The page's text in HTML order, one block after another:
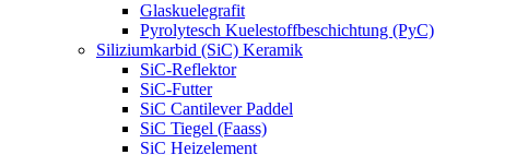
Glaskuelegrafit
Pyrolytesch Kuelestoffbeschichtung (PyC)
Siliziumkarbid (SiC) Keramik
SiC-Reflektor
SiC-Futter
SiC Cantilever Paddel
SiC Tiegel (Faass)
SiC Heizelement